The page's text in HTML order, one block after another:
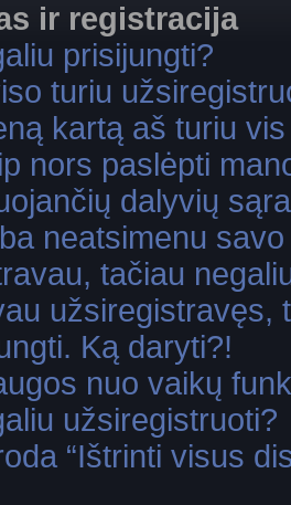
ir registracija
prisijungti?
turiu
kartą aš turiu
nors paslėpti
dalyvių
neatsimenu
tačiau
užsiregistravęs,
Ką daryti?!
nuo vaikų
užsiregistruoti?
“Ištrinti visus